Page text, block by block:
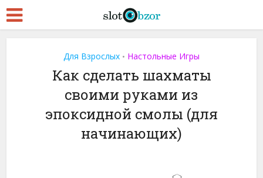
Для Взрослых • Настольные Игры
Как сделать шахматы
своими руками из
эпоксидной смолы (для
начинающих)